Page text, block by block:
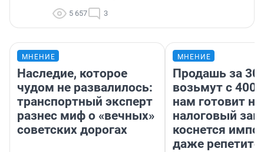
5 657 3
МНЕНИЕ
Наследие, которое
чудом не развалилось:
транспортный эксперт
разнес миф о «вечных»
советских дорогах
МНЕНИЕ
Продашь за
возьмут с
нам готовит
налоговый
коснется
даже